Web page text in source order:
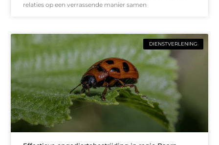
relaties op een verrassende manier samen
DIENSTVERLENING